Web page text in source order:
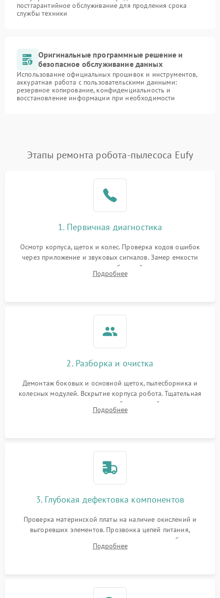
постгарантийное обслуживание для продления срока
службы техники
Оригинальные программные решение и
безопасное обслуживание данных
Использование официальных прошивок и инструментов,
аккуратная работа с пользовательскими данными:
резервное копирование, конфиденциальность и
восстановление информации при необходимости
Этапы ремонта робота-пылесоса Eufy
1. Первичная диагностика
Осмотр корпуса, щеток и колес. Проверка кодов ошибок
через приложение и звуковых сигналов. Замер емкости
аккумулятора и тестирование базовой станции зарядки.
Оценка работы лидара, бампера и датчиков падения для
Подробнее
2. Разборка и очистка
Демонтаж боковых и основной щеток, пылесборника и
колесных модулей. Вскрытие корпуса робота. Тщательная
очистка внутренних полостей, шестерней и плат от
скопившейся пыли, волос и шерсти животных с
Подробнее
3. Глубокая дефектовка компонентов
Проверка материнской платы на наличие окислений и
выгоревших элементов. Прозвонка цепей питания,
тестирование приводных моторов колес и турбины
всасывания. Оценка состояния оптических и инфракрасных
Подробнее